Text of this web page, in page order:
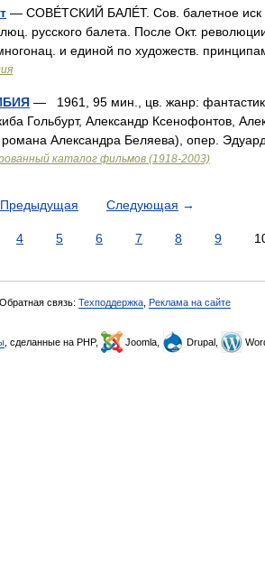
— СОВÉТСКИЙ БАЛÉТ. Сов. балетное иск
русского балета. После Окт.
и единой по художеств.
— 1961, 95 мин., цв. жанр:
Гольбурт, Александр Ксенофонтов,
романа Александра Беляева), опер.
каталог фильмов (1918-2003)
Предыдущая Следующая →
4 5 6 7 8 9
Обратная связь: Техподдержка Реклама на сайте
, сделанные на PHP, Joomla, Drupal,